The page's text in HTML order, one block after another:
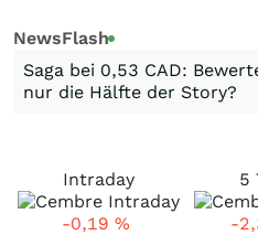
NewsFlash
Saga bei 0,53 CAD:
nur die Hälfte der Story?
Intraday
-0,19 %
5
-